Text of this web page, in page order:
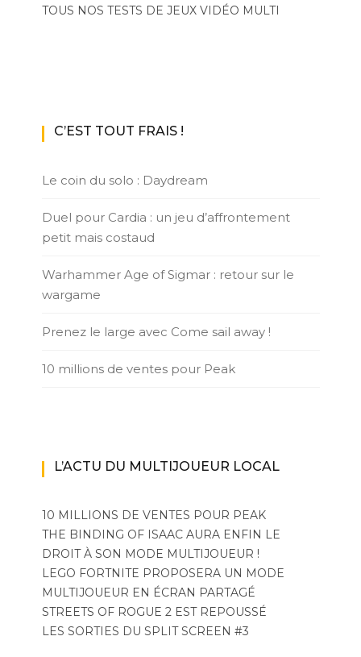
TOUS NOS TESTS DE JEUX VIDÉO MULTI
C’EST TOUT FRAIS !
Le coin du solo : Daydream
Duel pour Cardia : un jeu d’affrontement
petit mais costaud
Warhammer Age of Sigmar : retour sur le
wargame
Prenez le large avec Come sail away !
10 millions de ventes pour Peak
L’ACTU DU MULTIJOUEUR LOCAL
10 MILLIONS DE VENTES POUR PEAK
THE BINDING OF ISAAC AURA ENFIN LE
DROIT À SON MODE MULTIJOUEUR !
LEGO FORTNITE PROPOSERA UN MODE
MULTIJOUEUR EN ÉCRAN PARTAGÉ
STREETS OF ROGUE 2 EST REPOUSSÉ
LES SORTIES DU SPLIT SCREEN #3